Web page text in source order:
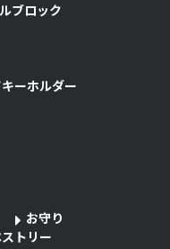
ブロック
ーホルダー
お守り
トリー